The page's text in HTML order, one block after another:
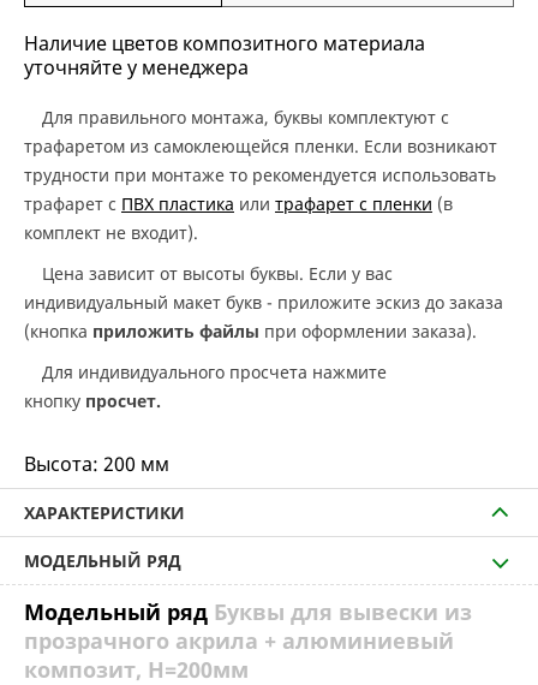
Наличие цветов композитного материала
уточняйте у менеджера
Для правильного монтажа, буквы комплектуют с
трафаретом из самоклеющейся пленки. Если возникают
трудности при монтаже то рекомендуется использовать
трафарет с ПВХ пластика или трафарет с пленки (в
комплект не входит).
Цена зависит от высоты буквы. Если у вас
индивидуальный макет букв - приложите эскиз до заказа
(кнопка приложить файлы при оформлении заказа).
Для индивидуального просчета нажмите
кнопку просчет.
Высота: 200 мм
ХАРАКТЕРИСТИКИ
МОДЕЛЬНЫЙ РЯД
Модельный ряд Буквы для вывески из
прозрачного акрила + алюминиевый
композит, H=200мм